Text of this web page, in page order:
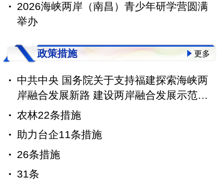
2026海峡两岸（南昌）青少年研学营圆满
举办
政策措施 更多
中共中央 国务院关于支持福建探索海峡两
岸融合发展新路 建设两岸融合发展示范区
的意见
农林22条措施
助力台企11条措施
26条措施
31条